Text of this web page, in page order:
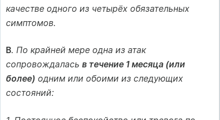
качестве одного из четырёх обязательных
симптомов.
B. По крайней мере одна из атак
сопровождалась в течение 1 месяца (или
более) одним или обоими из следующих
состояний: